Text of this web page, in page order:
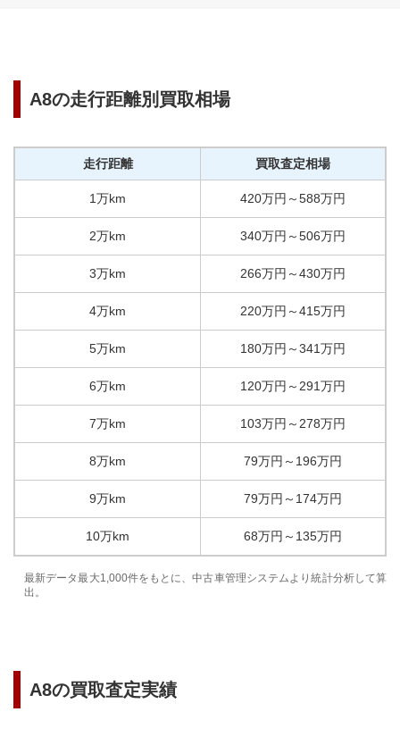
A8の走行距離別買取相場
走行距離 買取査定相場
1万km 420万円 ～588万円
2万km 340万円 ～506万円
3万km 266万円 ～430万円
4万km 220万円 ～415万円
5万km 180万円 ～341万円
6万km 120万円 ～ 291万円
7万km 103万円 ～ 278万円
8万km 79万円 ～ 196万円
9万km 79万円 ～ 174万円
10万km 68万円 ～ 135万円
最新データ最大1,000件をもとに、中古車管理システムより統計分析して算
出。
A8の買取査定実績